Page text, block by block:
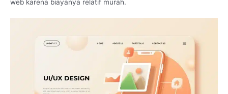
web karena biayanya relatif murah.